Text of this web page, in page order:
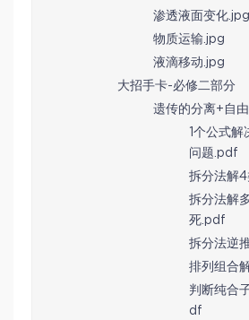
渗透液面变化.jpg
物质运输.jpg
液滴移动.jpg
大招手卡-必修二部分
遗传的分离+自
1个公式解
问题.pdf
拆分法解
拆分法解
死.pdf
拆分法逆
排列组合
判断纯合
df